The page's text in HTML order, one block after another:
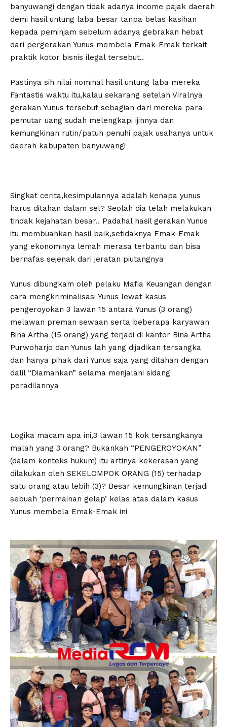
banyuwangi dengan tidak adanya income pajak daerah
demi hasil untung laba besar tanpa belas kasihan
kepada peminjam sebelum adanya gebrakan hebat
dari pergerakan Yunus membela Emak-Emak terkait
praktik kotor bisnis ilegal tersebut..
Pastinya sih nilai nominal hasil untung laba mereka
Fantastis waktu itu,kalau sekarang setelah Viralnya
gerakan Yunus tersebut sebagian dari mereka para
pemutar uang sudah melengkapi ijinnya dan
kemungkinan rutin/patuh penuhi pajak usahanya untuk
daerah kabupaten banyuwangi
Singkat cerita,kesimpulannya adalah kenapa yunus
harus ditahan dalam sel? Seolah dia telah melakukan
tindak kejahatan besar.. Padahal hasil gerakan Yunus
itu membuahkan hasil baik,setidaknya Emak-Emak
yang ekonominya lemah merasa terbantu dan bisa
bernafas sejenak dari jeratan piutangnya
Yunus dibungkam oleh pelaku Mafia Keuangan dengan
cara mengkriminalisasi Yunus lewat kasus
pengeroyokan 3 lawan 15 antara Yunus (3 orang)
melawan preman sewaan serta beberapa karyawan
Bina Artha (15 orang) yang terjadi di kantor Bina Artha
Purwoharjo dan Yunus lah yang dijadikan tersangka
dan hanya pihak dari Yunus saja yang ditahan dengan
dalil “Diamankan” selama menjalani sidang
peradilannya
Logika macam apa ini,3 lawan 15 kok tersangkanya
malah yang 3 orang? Bukankah “PENGEROYOKAN”
(dalam konteks hukum) itu artinya kekerasan yang
dilakukan oleh SEKELOMPOK ORANG (15) terhadap
satu orang atau lebih (3)? Besar kemungkinan terjadi
sebuah ‘permainan gelap’ kelas atas dalam kasus
Yunus membela Emak-Emak ini